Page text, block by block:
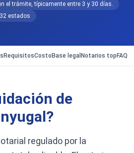
el trámite, típicamente entre 3 y 30 días.
estados
RequisitosCosto Base legal Notarios top FAQ
de
regulado por la